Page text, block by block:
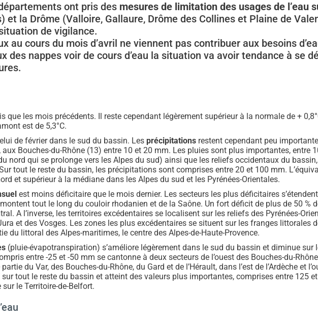
ont pris des mesures de limitation des usages de l’eau
et la Drôme (Valloire, Gallaure, Drôme des Collines et Plaine de
de vigilance.
au cours du mois d’avril ne viennent pas contribuer aux besoins
des nappes voir de cours d’eau la situation va avoir tendance à se
que les mois précédents. Il reste cependant légèrement supérieur à la normale de +
est de 5,3°C.
de février dans le sud du bassin. Lesprécipitations restent cependant peu
Bouches-du-Rhône (13) entre 10 et 20 mm. Les pluies sont plus importantes, entre
nord qui se prolonge vers les Alpes du sud) ainsi que les reliefs occidentaux du
tout le reste du bassin, les précipitations sont comprises entre 20 et 100 mm.
et supérieur à la médiane dans les Alpes du sud et les Pyrénées-Orientales.
est moins déficitaire que le mois dernier. Les secteurs les plus déficitaires
tout le long du couloir rhodanien et de la Saône. Un fort déficit de plus de 50 %
A l’inverse, les territoires excédentaires se localisent sur les reliefs des Pyrénées-
et des Vosges. Les zones les plus excédentaires se situent sur les franges littorales
du littoral des Alpes-maritimes, le centre des Alpes-de-Haute-Provence.
(pluie-évapotranspiration) s’améliore légèrement dans le sud du bassin et diminue
entre -25 et -50 mm se cantonne à deux secteurs de l’ouest des Bouches-du-
du Var, des Bouches-du-Rhône, du Gard et de l’Hérault, dans l’est de l’Ardèche et
tout le reste du bassin et atteint des valeurs plus importantes, comprises entre 125
le Territoire-de-Belfort.